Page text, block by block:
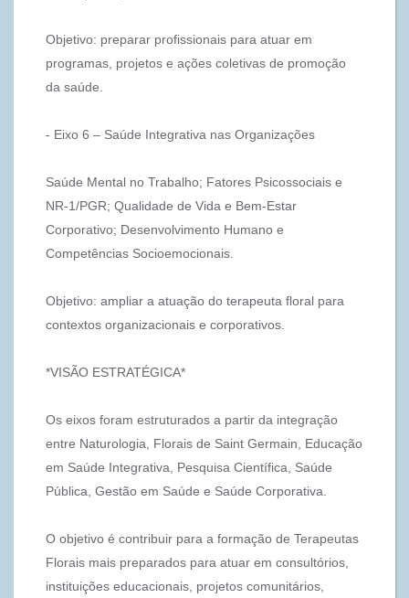
Objetivo: preparar profissionais para atuar em
programas, projetos e ações coletivas de promoção
da saúde.
- Eixo 6 – Saúde Integrativa nas Organizações
Saúde Mental no Trabalho; Fatores Psicossociais e
NR-1/PGR; Qualidade de Vida e Bem-Estar
Corporativo; Desenvolvimento Humano e
Competências Socioemocionais.
Objetivo: ampliar a atuação do terapeuta floral para
contextos organizacionais e corporativos.
*VISÃO ESTRATÉGICA*
Os eixos foram estruturados a partir da integração
entre Naturologia, Florais de Saint Germain, Educação
em Saúde Integrativa, Pesquisa Científica, Saúde
Pública, Gestão em Saúde e Saúde Corporativa.
O objetivo é contribuir para a formação de Terapeutas
Florais mais preparados para atuar em consultórios,
instituições educacionais, projetos comunitários,